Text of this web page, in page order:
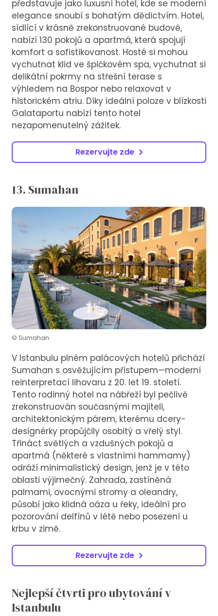
představuje jako luxusní hotel, kde se moderní
elegance snoubí s bohatým dědictvím. Hotel,
sídlící v krásně zrekonstruované budově,
nabízí 130 pokojů a apartmá, která spojují
komfort a sofistikovanost. Hosté si mohou
vychutnat klid ve špičkovém spa, vychutnat si
delikátní pokrmy na střešní terase s
výhledem na Bospor nebo relaxovat v
historickém atriu. Díky ideální poloze v blízkosti
Galataportu nabízí tento hotel
nezapomenutelný zážitek.
Rezervujte zde
13. Sumahan
© Sumahan
V Istanbulu plném palácových hotelů přichází
Sumahan s osvěžujícím přístupem—moderní
reinterpretací lihovaru z 20. let 19. století.
Tento rodinný hotel na nábřeží byl pečlivě
zrekonstruován současnými majiteli,
architektonickým párem, kterému dcery-
designérky propůjčily osobitý a vřelý styl.
Třináct světlých a vzdušných pokojů a
apartmá (některé s vlastními hammamy)
odráží minimalistický design, jenž je v této
oblasti výjimečný. Zahrada, zastíněná
palmami, ovocnými stromy a oleandry,
působí jako klidná oáza u řeky, ideální pro
pozorování delfínů v létě nebo posezení u
krbu v zimě.
Rezervujte zde
Nejlepší čtvrti pro ubytování v
Istanbulu